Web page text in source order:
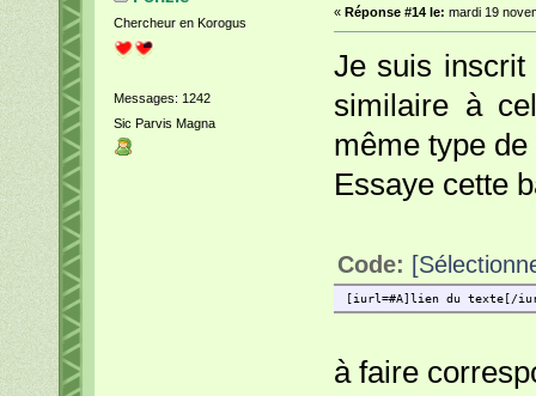
Chercheur en Korogus
Messages: 1242
Sic Parvis Magna
« Réponse #14 le: mardi 19
Je suis inscrit
similaire à
même type de
Essaye cette
Code:
[iurl=#A]lien du texte[/
à faire